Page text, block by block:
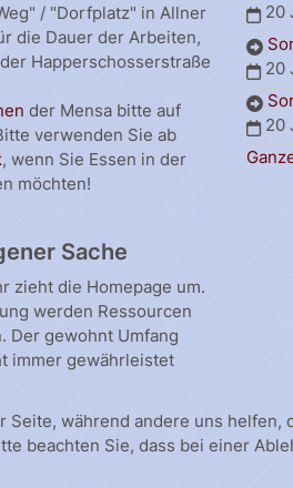
/ "Dorfplatz" in Allner
die Dauer der Arbeiten,
Happerschosserstraße
der Mensa bitte auf
verwenden Sie ab
, wenn Sie Essen in der
möchten!
Sache
zieht die Homepage um.
werden Ressourcen
Der gewohnt Umfang
immer gewährleistet
20
20
20
während andere uns
beachten Sie, dass bei einer